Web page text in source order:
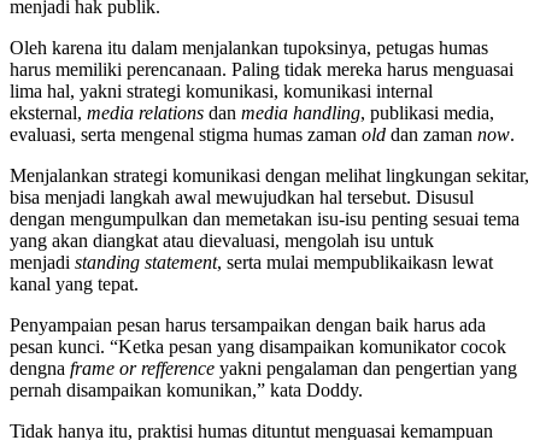
menjadi hak publik.
Oleh karena itu dalam menjalankan tupoksinya, petugas humas
harus memiliki perencanaan. Paling tidak mereka harus menguasai
lima hal, yakni strategi komunikasi, komunikasi internal
eksternal, media relations dan media handling, publikasi media,
evaluasi, serta mengenal stigma humas zaman old dan zaman now.
Menjalankan strategi komunikasi dengan melihat lingkungan sekitar,
bisa menjadi langkah awal mewujudkan hal tersebut. Disusul
dengan mengumpulkan dan memetakan isu-isu penting sesuai tema
yang akan diangkat atau dievaluasi, mengolah isu untuk
menjadi standing statement, serta mulai mempublikaikasn lewat
kanal yang tepat.
Penyampaian pesan harus tersampaikan dengan baik harus ada
pesan kunci. “Ketka pesan yang disampaikan komunikator cocok
dengna frame or refference yakni pengalaman dan pengertian yang
pernah disampaikan komunikan,” kata Doddy.
Tidak hanya itu, praktisi humas dituntut menguasai kemampuan